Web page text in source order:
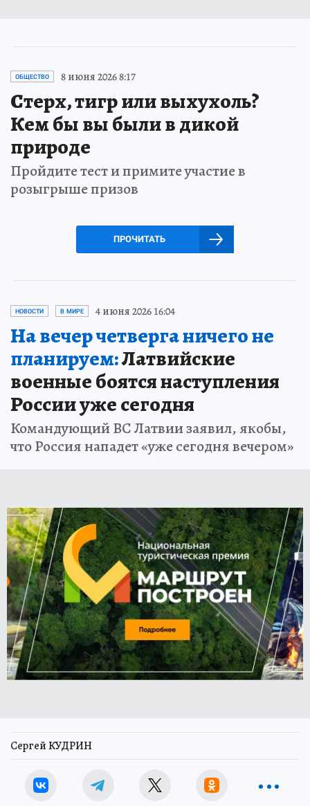
ОБЩЕСТВО 8 июня 2026 8:17
Стерх, тигр или выхухоль?
Кем бы вы были в дикой
природе
Пройдите тест и примите участие в
розыгрыше призов
ПРОЧИТАТЬ
НОВОСТИ В МИРЕ 4 июня 2026 16:04
На вечер четверга ничего не
планируем:Латвийские
военные боятся наступления
России уже сегодня
Командующий ВС Латвии заявил, якобы,
что Россия нападет «уже сегодня вечером»
Сергей КУДРИН